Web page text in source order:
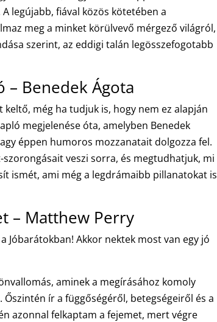
legújabb, fiával közös kötetében a
meg a minket körülvevő mérgező világról,
szerint, az eddigi talán legösszefogotabb
– Benedek Ágota
még ha tudjuk is, hogy nem ez alapján
megjelenése óta, amelyben Benedek
éppen humoros mozzanatait dolgozza fel.
veszi sorra, és megtudhatjuk, mi
ismét, ami még a legdrámaibb pillanatokat is
– Matthew Perry
Jóbarátokban! Akkor nektek most van egy jó
aminek a megírásához komoly
ír a függőségéről, betegségeiről és a
azonnal felkaptam a fejemet, mert végre